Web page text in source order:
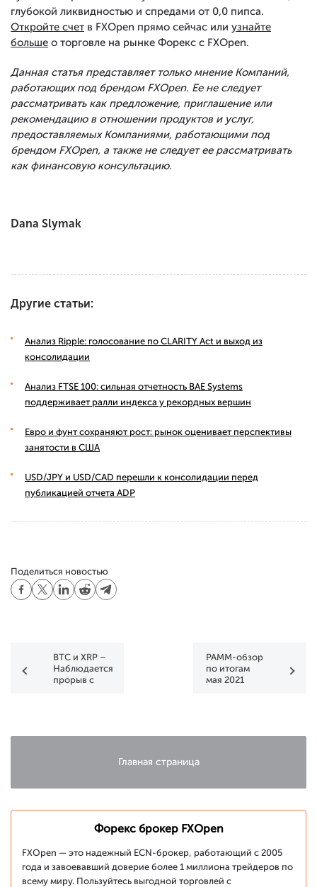
глубокой ликвидностью и спредами от 0,0 пипса.
Откройте счет в FXOpen прямо сейчас или узнайте
больше о торговле на рынке Форекс с FXOpen.
Данная статья представляет только мнение Компаний,
работающих под брендом FXOpen. Ее не следует
рассматривать как предложение, приглашение или
рекомендацию в отношении продуктов и услуг,
предоставляемых Компаниями, работающими под
брендом FXOpen, а также не следует ее рассматривать
как финансовую консультацию.
Dana Slymak
Другие статьи:
Анализ Ripple: голосование по CLARITY Act и выход из
консолидации
Анализ FTSE 100: сильная отчетность BAE Systems
поддерживает ралли индекса у рекордных вершин
Евро и фунт сохраняют рост: рынок оценивает перспективы
занятости в США
USD/JPY и USD/CAD перешли к консолидации перед
публикацией отчета ADP
Поделиться новостью
BTC и XRP –
Наблюдается
прорыв с
PAMM-обзор
по итогам
мая 2021
Главная страница
Форекс брокер FXOpen
FXOpen — это надежный ECN-брокер, работающий с 2005
года и завоевавший доверие более 1 миллиона трейдеров по
всему миру. Пользуйтесь выгодной торговлей с